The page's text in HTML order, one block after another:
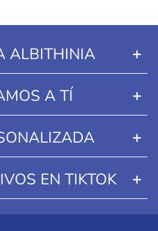
ALBITHINIA
A TÍ
EN TIKTOK